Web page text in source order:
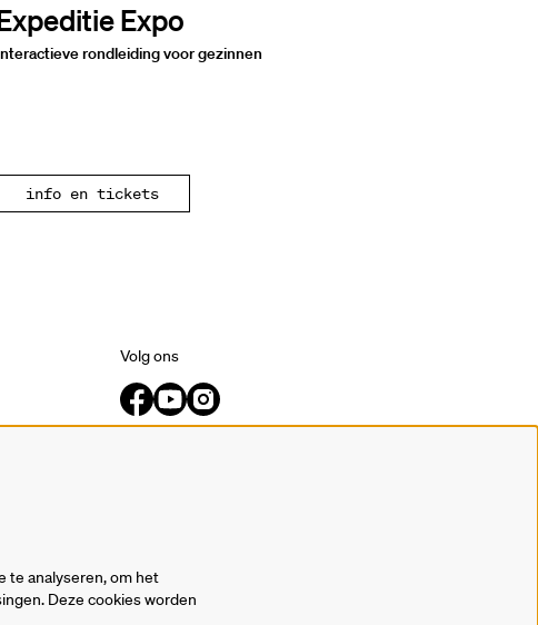
Expo
rondleiding voor gezinnen
info en tickets
Volg ons
te analyseren, om het
Deze cookies worden